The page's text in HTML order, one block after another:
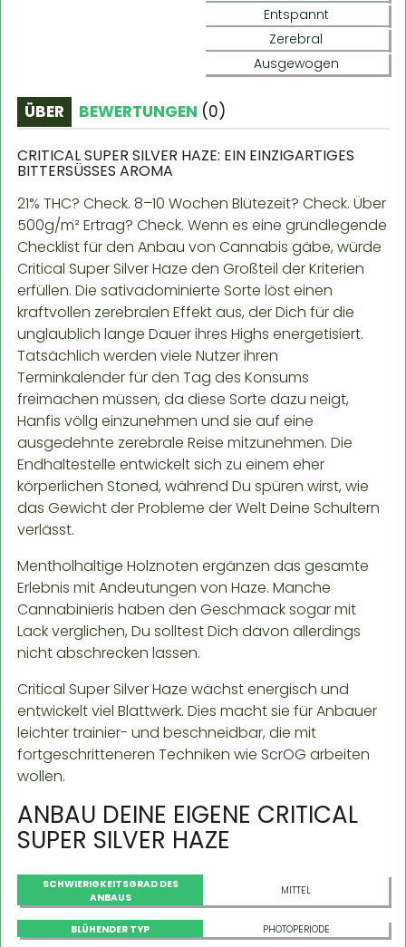
Entspannt
Zerebral
Ausgewogen
ÜBER BEWERTUNGEN (0)
CRITICAL SUPER SILVER HAZE: EIN EINZIGARTIGES
BITTERSÜSSES AROMA
21% THC? Check. 8–10 Wochen Blütezeit? Check. Über
500g/m² Ertrag? Check. Wenn es eine grundlegende
Checklist für den Anbau von Cannabis gäbe, würde
Critical Super Silver Haze den Großteil der Kriterien
erfüllen. Die sativadominierte Sorte löst einen
kraftvollen zerebralen Effekt aus, der Dich für die
unglaublich lange Dauer ihres Highs energetisiert.
Tatsächlich werden viele Nutzer ihren
Terminkalender für den Tag des Konsums
freimachen müssen, da diese Sorte dazu neigt,
Hanfis völlg einzunehmen und sie auf eine
ausgedehnte zerebrale Reise mitzunehmen. Die
Endhaltestelle entwickelt sich zu einem eher
körperlichen Stoned, während Du spüren wirst, wie
das Gewicht der Probleme der Welt Deine Schultern
verlässt.
Mentholhaltige Holznoten ergänzen das gesamte
Erlebnis mit Andeutungen von Haze. Manche
Cannabinieris haben den Geschmack sogar mit
Lack verglichen, Du solltest Dich davon allerdings
nicht abschrecken lassen.
Critical Super Silver Haze wächst energisch und
entwickelt viel Blattwerk. Dies macht sie für Anbauer
leichter trainier- und beschneidbar, die mit
fortgeschritteneren Techniken wie ScrOG arbeiten
wollen.
ANBAU DEINE EIGENE CRITICAL
SUPER SILVER HAZE
SCHWIERIGKEITSGRAD DES
ANBAUS
MITTEL
BLÜHENDER TYP PHOTOPERIODE